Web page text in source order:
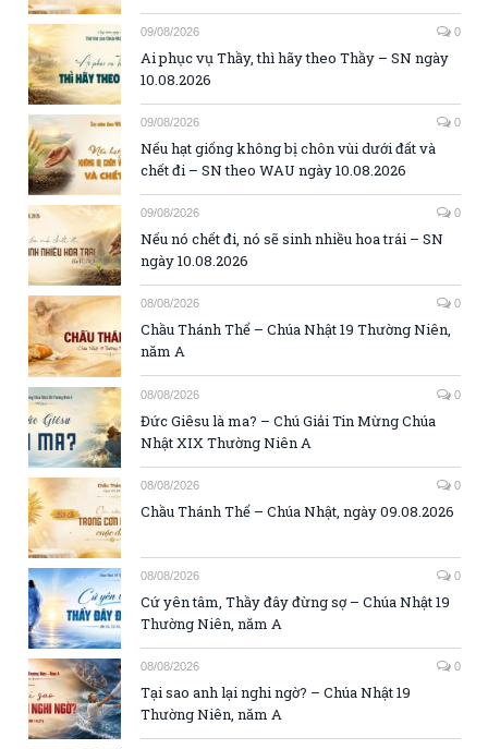
09/08/2026 0
Ai phục vụ Thầy, thì hãy theo Thầy – SN ngày
10.08.2026
09/08/2026 0
Nếu hạt giống không bị chôn vùi dưới đất và
chết đi – SN theo WAU ngày 10.08.2026
09/08/2026 0
Nếu nó chết đi, nó sẽ sinh nhiều hoa trái – SN
ngày 10.08.2026
08/08/2026 0
Chầu Thánh Thể – Chúa Nhật 19 Thường Niên,
năm A
08/08/2026 0
Đức Giêsu là ma? – Chú Giải Tin Mừng Chúa
Nhật XIX Thường Niên A
08/08/2026 0
Chầu Thánh Thể – Chúa Nhật, ngày 09.08.2026
08/08/2026 0
Cứ yên tâm, Thầy đây đừng sợ – Chúa Nhật 19
Thường Niên, năm A
08/08/2026 0
Tại sao anh lại nghi ngờ? – Chúa Nhật 19
Thường Niên, năm A